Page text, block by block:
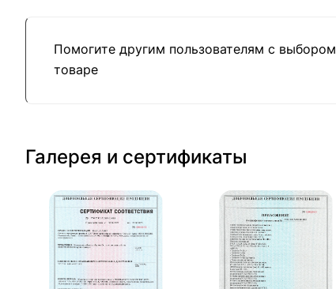
Помогите другим пользователям с
товаре
Галерея и сертификаты